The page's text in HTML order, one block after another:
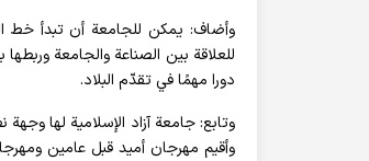
وأضاف: يمكن للجامعة أن تبدأ خط
للعلاقة بين الصناعة والجامعة
دورا مهمًا في تقدّم البلاد.
وتابع: جامعة آزاد الإسلامية لها
وأقيم مهرجان أميد قبل عامين